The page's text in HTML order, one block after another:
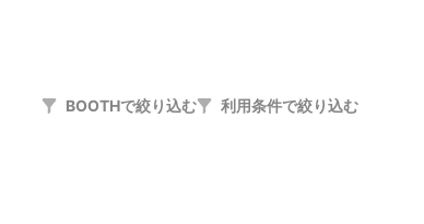
BOOTHで絞り込む 利用条件で絞り込む